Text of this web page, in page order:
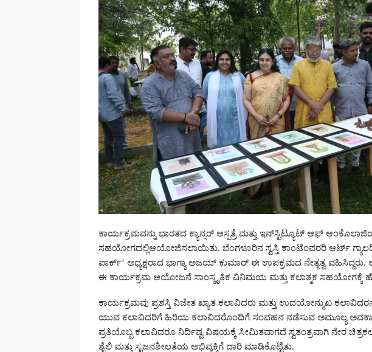
ಕಾರ್ಯಕ್ರಮವನ್ನು ಭಾರತದ ಕ್ಯಾನ್ಸರ್ ಆಸ್ಪತ್ರೆ ಮತ್ತು ಇನ್‌ಸ್ಟಿಟ್ಯೂಟ್ ಆಫ್
ಸಹಯೋಗದಲ್ಲಿಆಯೋಜಿಸಲಾಯಿತು. ಬೆಂಗಳೂರಿನ ಸ್ವಸ್ತಿ ಕಾಂಟೆಂಪರರಿ ಆರ್ಟ್ ಗ್ಯಾಲರಿ
ಪಾರ್ಕ್’ ಅಧ್ಯಕ್ಷರಾದ ಭಾಗ್ಯಾ ಅಜಯ್ ಕುಮಾರ್ ಈ ಉಪಕ್ರಮದ ನೇತೃತ್ವ
ಈ ಕಾರ್ಯಕ್ರಮ ಆಯೋಜನೆ ಸಾಂಸ್ಕೃತಿಕ ವಿನಿಮಯ ಮತ್ತು ಕಲಾತ್ಮಕ ಸಹಯೋಗಕ್ಕೆ
ಕಾರ್ಯಕ್ರಮವು ಪ್ರಶಸ್ತಿ ವಿಜೇತ ಖ್ಯಾತ ಕಲಾವಿದರು ಮತ್ತು ಉದಯೋನ್ಮುಖ
ಯುವ ಕಲಾವಿದರಿಗೆ ಹಿರಿಯ ಕಲಾವಿದರೊಂದಿಗೆ ಸಂವಹನ ನಡೆಸುವ ಅಮೂಲ್ಯ ಅವಕಾಶ
ಪ್ರತಿಯೊಬ್ಬ ಕಲಾವಿದರೂ ನಿರ್ದಿಷ್ಟ ವಿಷಯಕ್ಕೆ ಸೀಮಿತವಾಗದೆ ಸ್ವತಂತ್ರವಾಗಿ ನೇರ
ಶೈಲಿ ಮತ್ತು ಸೃಜನಶೀಲತೆಯ ಅಭಿವ್ಯಕ್ತಿಗೆ ದಾರಿ ಮಾಡಿಕೊಟ್ಟಿತು.